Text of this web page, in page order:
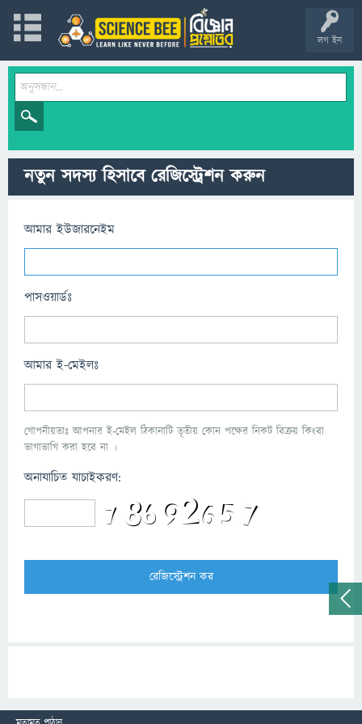
লগ ইন
নতুন সদস্য হিসাবে রেজিস্ট্রেশন করুন
আমার ইউজারনেইম
পাসওয়ার্ডঃ
আমার ই-মেইলঃ
গোপনীয়তাঃ আপনার ই-মেইল ঠিকানাটি তৃতীয় কোন পক্ষের নিকট বিক্রয় কিংবা
ভাগাভাগি করা হবে না ।
অনাযাচিত যাচাইকরণ: